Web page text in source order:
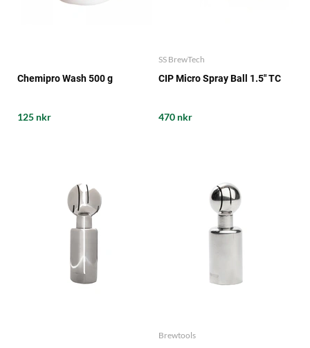
Chemipro Wash 500 g
125 nkr
SS BrewTech
CIP Micro Spray Ball 1.5" TC
470 nkr
Brewtools